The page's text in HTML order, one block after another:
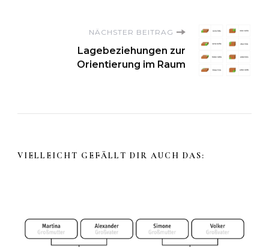
NÄCHSTER BEITRAG
Lagebeziehungen zur
Orientierung im Raum
VIELLEICHT GEFÄLLT DIR AUCH DAS: